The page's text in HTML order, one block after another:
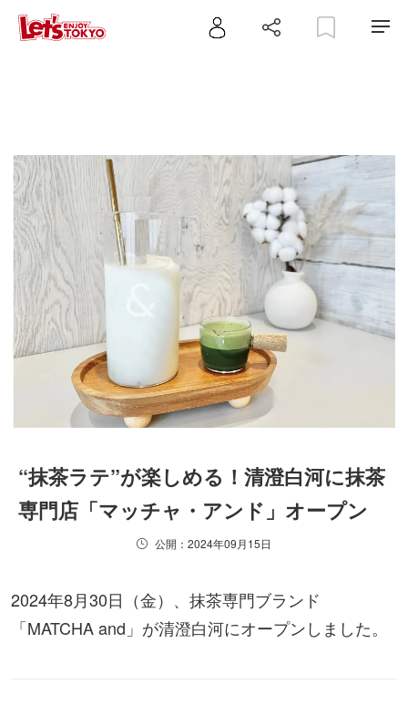
“抹茶ラテ”が楽しめる！清澄白河に抹茶
専門店「マッチャ・アンド」オープン
公開：2024年09月15日
2024年8月30日（金）、抹茶専門ブランド
「MATCHA and」が清澄白河にオープンしました。